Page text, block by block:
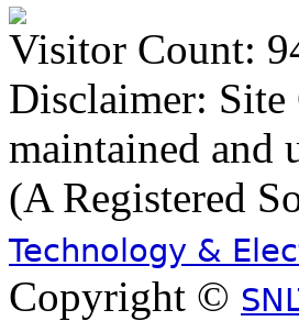
Visitor Count:
Disclaimer: Site
maintained and
(A Registered
Technology &
Copyright ©